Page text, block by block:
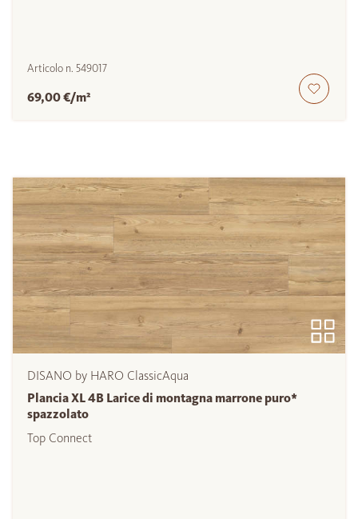
Articolo n. 549017
69,00 €/m²
DISANO by HARO ClassicAqua
Plancia XL 4B Larice di montagna marrone puro*
spazzolato
Top Connect